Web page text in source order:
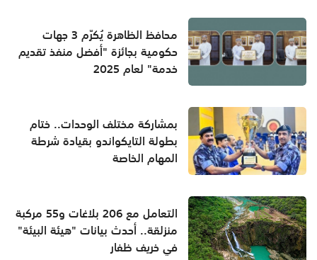
محافظ الظاهرة يُكرّم 3 جهات
حكومية بجائزة "أفضل منفذ تقديم
خدمة" لعام 2025
بمشاركة مختلف الوحدات.. ختام
بطولة التايكواندو بقيادة شرطة
المهام الخاصة
التعامل مع 206 بلاغات و55 مركبة
منزلقة.. أحدث بيانات "هيئة البيئة"
في خريف ظفار